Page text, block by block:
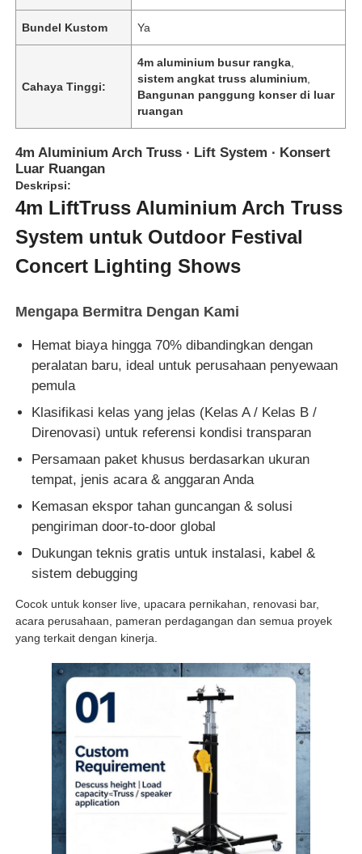
Rumah
Bundel Kustom Ya
Cahaya Tinggi:
4m aluminium busur rangka
sistem angkat truss aluminium
Bangunan panggung konser di luar
ruangan
4m Aluminium Arch Truss ∙ Lift System ∙ Konsert
Luar Ruangan
Deskripsi:
4m LiftTruss Aluminium Arch Truss
System untuk Outdoor Festival
Concert Lighting Shows
Mengapa Bermitra Dengan Kami
Hemat biaya hingga 70% dibandingkan dengan
peralatan baru, ideal untuk perusahaan penyewaan
pemula
Klasifikasi kelas yang jelas (Kelas A / Kelas B /
Direnovasi) untuk referensi kondisi transparan
Persamaan paket khusus berdasarkan ukuran
tempat, jenis acara & anggaran Anda
Kemasan ekspor tahan guncangan & solusi
pengiriman door-to-door global
Dukungan teknis gratis untuk instalasi, kabel &
sistem debugging
Cocok untuk konser live, upacara pernikahan, renovasi bar,
acara perusahaan, pameran perdagangan dan semua proyek
yang terkait dengan kinerja.